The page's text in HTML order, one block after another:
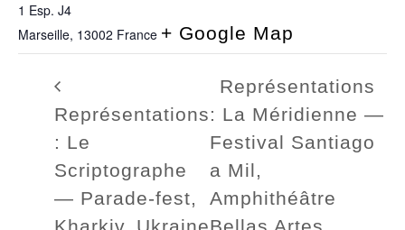
1 Esp. J4
Marseille, 13002 France + Google Map
Représentations
: Le
Scriptographe
— Parade-fest,
Représentations
: La Méridienne —
Festival Santiago
a Mil,
Amphithéâtre